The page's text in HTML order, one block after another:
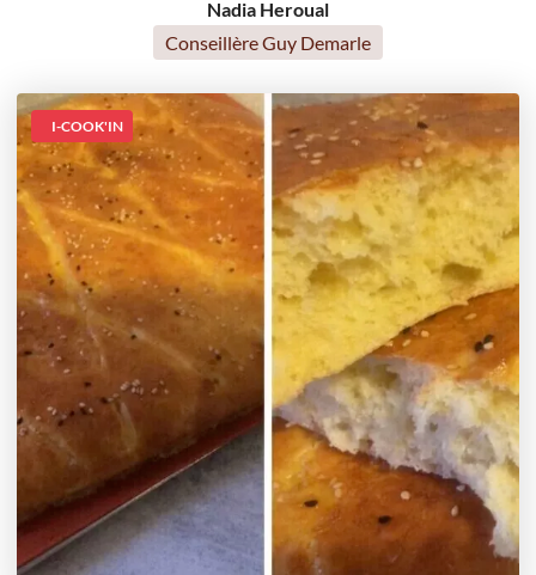
Nadia Heroual
Conseillère Guy Demarle
I-COOK'IN